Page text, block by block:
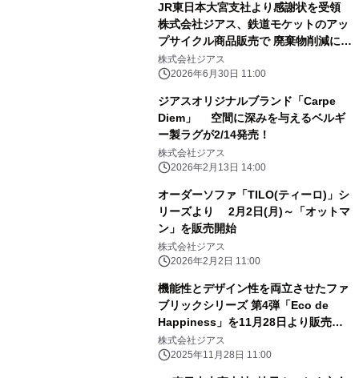
JR東日本大宮支社より感謝状を受領
株式会社ジアス、鉄道モケットのアッ
プサイクル商品販売で 廃棄物削減に大
きく貢献
株式会社ジアス
2026年6月30日 11:00
ジアスオリジナルブランド「Carpe
Diem」 空間に深みを与えるベルギ
ー製ラグが2/14発売！
株式会社ジアス
2026年2月13日 14:00
オーダーソファ「TILO(ティーロ)」シ
リーズより 2月2日(月)～「オットマ
ン」を販売開始
株式会社ジアス
2026年2月2日 11:00
機能性とデザイン性を両立させたファ
ブリックシリーズ 第4弾「Eco de
Happiness」を11月28日より販売開
始！
株式会社ジアス
2025年11月28日 11:00